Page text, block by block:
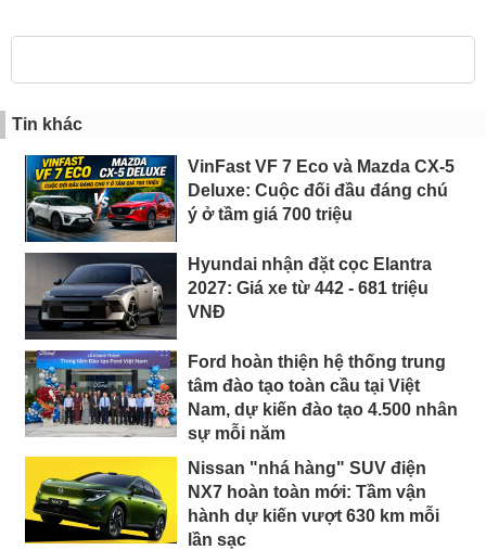
Tin khác
VinFast VF 7 Eco và Mazda CX-5
Deluxe: Cuộc đối đầu đáng chú
ý ở tầm giá 700 triệu
Hyundai nhận đặt cọc Elantra
2027: Giá xe từ 442 - 681 triệu
VNĐ
Ford hoàn thiện hệ thống trung
tâm đào tạo toàn cầu tại Việt
Nam, dự kiến đào tạo 4.500 nhân
sự mỗi năm
Nissan "nhá hàng" SUV điện
NX7 hoàn toàn mới: Tầm vận
hành dự kiến vượt 630 km mỗi
lần sạc